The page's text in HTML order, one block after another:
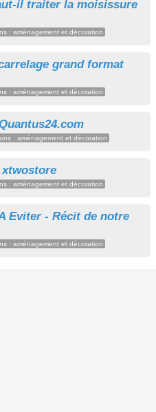
il traiter la moisissure
: aménagement et décoration
grand format
: aménagement et décoration
: aménagement et décoration
: aménagement et décoration
Eviter - Récit de notre
: aménagement et décoration